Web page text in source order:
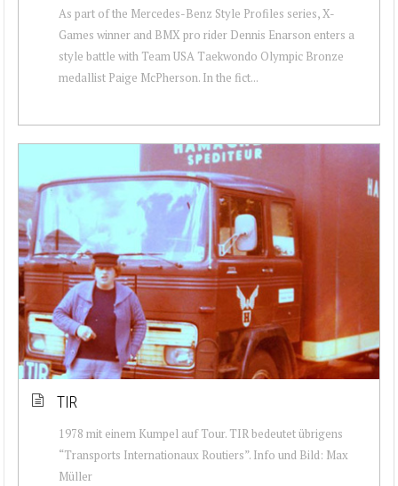
As part of the Mercedes-Benz Style Profiles series, X-
Games winner and BMX pro rider Dennis Enarson enters a
style battle with Team USA Taekwondo Olympic Bronze
medallist Paige McPherson. In the fict...
TIR
1978 mit einem Kumpel auf Tour. TIR bedeutet übrigens
“Transports Internationaux Routiers”. Info und Bild: Max
Müller